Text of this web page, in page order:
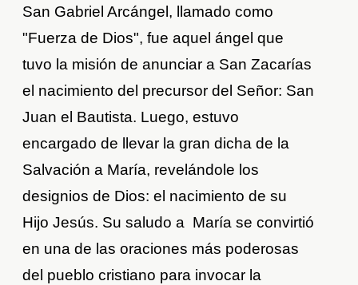
San Gabriel Arcángel, llamado como
"Fuerza de Dios", fue aquel ángel que
tuvo la misión de anunciar a San Zacarías
el nacimiento del precursor del Señor: San
Juan el Bautista. Luego, estuvo
encargado de llevar la gran dicha de la
Salvación a María, revelándole los
designios de Dios: el nacimiento de su
Hijo Jesús. Su saludo a María se convirtió
en una de las oraciones más poderosas
del pueblo cristiano para invocar la